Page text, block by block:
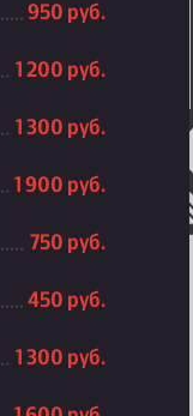
950 руб.
1 200 руб.
1 300 руб.
1 900 руб.
750 руб.
450 руб.
1 300 руб.